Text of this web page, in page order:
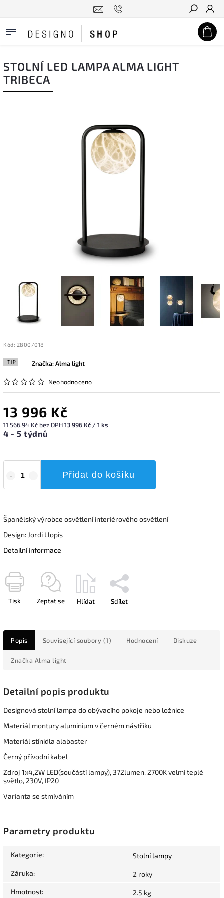
Hledat
STOLNÍ LED LAMPA ALMA LIGHT
TRIBECA
Kód: 2800/018
TIP
Neohodnoceno
Značka:Alma light
13 996 Kč
11 566,94 Kč bez DPH13 996 Kč / 1 ks
4 - 5 týdnů
Přidat do košíku
Španělský výrobce osvětlení interiérového osvětlení
Design: Jordi Llopis
Detailní informace
Tisk Zeptat se Hlídat Sdílet
Popis Související soubory (1) Hodnocení Diskuze
Značka Alma light
Detailní popis produktu
Designová stolní lampa do obývacího pokoje nebo ložnice
Materiál montury aluminium v černém nástřiku
Materiál stínidla alabaster
Černý přívodní kabel
Zdroj 1x4,2W LED(součástí lampy), 372lumen, 2700K velmi teplé
světlo, 230V, IP20
Varianta se stmíváním
Parametry produktu
Kategorie: Stolní lampy
Záruka: 2 roky
Hmotnost: 2.5 kg